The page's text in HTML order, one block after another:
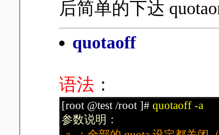
后简单的下达
quotaoff
语法 ：
[root @test /root ]# quotaoff -a
参数说明：